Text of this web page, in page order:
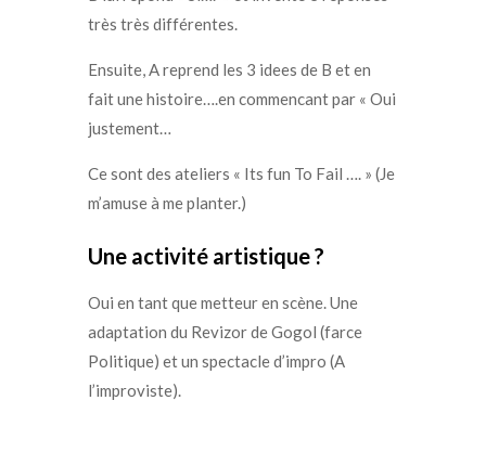
très très différentes.
Ensuite, A reprend les 3 idees de B et en
fait une histoire….en commencant par « Oui
justement…
Ce sont des ateliers « Its fun To Fail …. » (Je
m’amuse à me planter.)
Une activité artistique ?
Oui en tant que metteur en scène.Une
adaptation du Revizor de Gogol (farce
Politique) et un spectacle d’impro (A
l’improviste).